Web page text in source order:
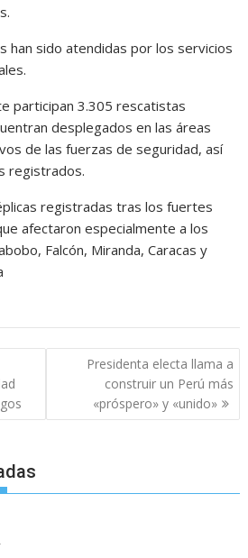
han sido atendidas por los servicios
participan 3.305 rescatistas
desplegados en las áreas
de las fuerzas de seguridad, así
registrados.
registradas tras los fuertes
afectaron especialmente a los
Falcón, Miranda, Caracas y
Presidenta electa llama a
construir un Perú más
«próspero» y «unido»